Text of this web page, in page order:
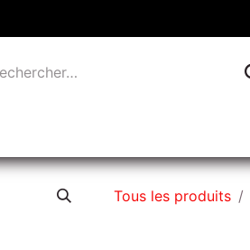
Tous les produits